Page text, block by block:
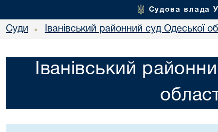
Судова влада
Суди • Іванівський районний суд Одеської
Іванівський